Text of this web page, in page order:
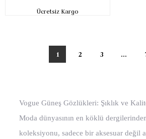
Ücretsiz Kargo
1 2 3 ...
Vogue Güneş Gözlükleri: Şıklık ve
Moda dünyasının en köklü
koleksiyonu, sadece bir aksesuar değil